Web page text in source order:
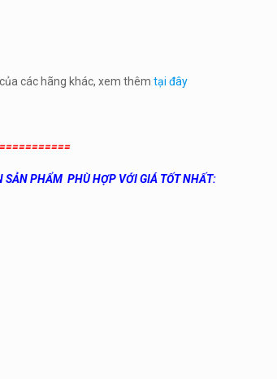
các hãng khác, xem thêm tại đây
SẢN PHẨM PHÙ HỢP VỚI GIÁ TỐT NHẤT: